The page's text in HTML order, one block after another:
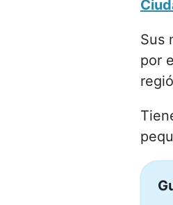
Sus
por